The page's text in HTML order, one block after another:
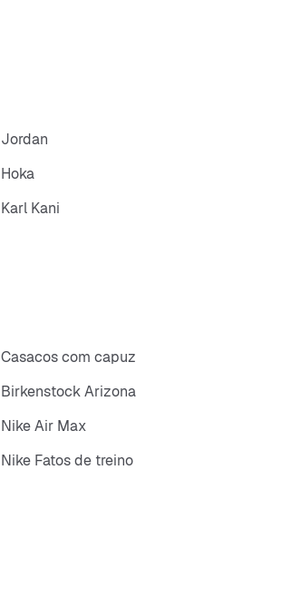
Jordan
Hoka
Karl Kani
Casacos com capuz
Birkenstock Arizona
Nike Air Max
Nike Fatos de treino